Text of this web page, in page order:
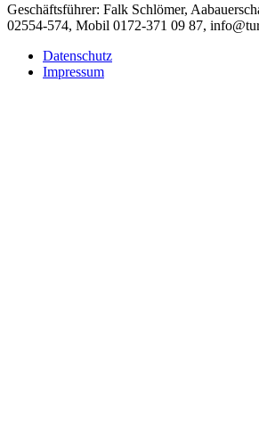
Geschäftsführer: Falk Schlömer,
02554-574, Mobil 0172-371 09 87,
Datenschutz
Impressum